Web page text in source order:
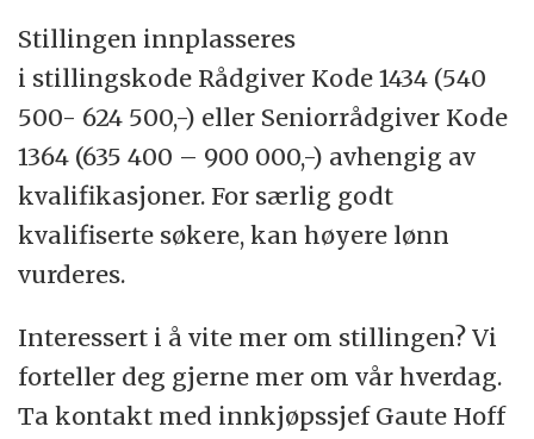
Stillingen innplasseres
i stillingskode Rådgiver Kode 1434 (540
500- 624 500,-) eller Seniorrådgiver Kode
1364 (635 400 – 900 000,-) avhengig av
kvalifikasjoner. For særlig godt
kvalifiserte søkere, kan høyere lønn
vurderes.
Interessert i å vite mer om stillingen? Vi
forteller deg gjerne mer om vår hverdag.
Ta kontakt med innkjøpssjef Gaute Hoff